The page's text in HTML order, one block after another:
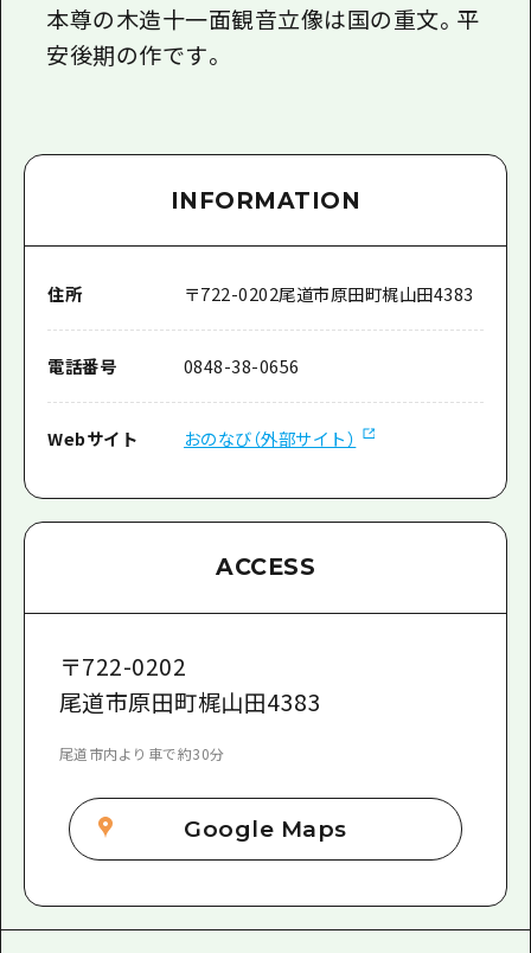
ユニバーサルツーリズム
ガイドブック
メディア掲載情報
関連リンク
本尊の木造十一面観音立像は国の重文。平
安後期の作です。
INFORMATION
住所 〒722-0202尾道市原田町梶山田4383
電話番号 0848-38-0656
Webサイト おのなび（外部サイト）
ACCESS
〒722-0202
尾道市原田町梶山田4383
尾道市内より車で約30分
Google Maps